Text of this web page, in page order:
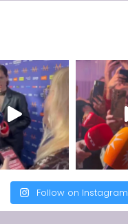
Follow on Instagram